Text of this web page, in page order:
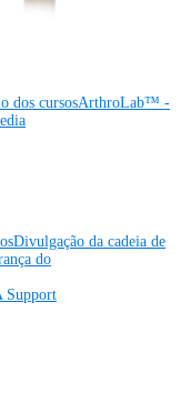
dos cursosArthroLab™ -
Divulgação da cadeia de
do
Support